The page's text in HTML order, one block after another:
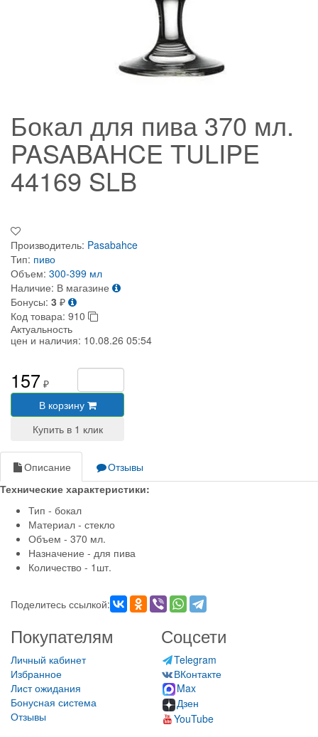
Бокал для пива 370 мл.
PASABAHCE TULIPE
44169 SLB
Производитель: Pasabahce
Тип: пиво
Объем: 300-399 мл
Наличие: В магазине
Бонусы: 3 ₽
Код товара: 910
Актуальность
цен и наличия: 10.08.26 05:54
157 ₽
В корзину
Описание
Отзывы
Технические характеристики:
Тип - бокал
Материал - стекло
Объем - 370 мл.
Назначение - для пива
Количество - 1шт.
Поделитесь ссылкой:
Покупателям
Личный кабинет
Избранное
Лист ожидания
Бонусная система
Отзывы
Соцсети
Telegram
ВКонтакте
Max
Дзен
YouTube